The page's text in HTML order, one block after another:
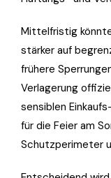
Mittelfristig
stärker auf
frühere
Verlagerung
sensiblen
für die Feier am
Schutzperimeter